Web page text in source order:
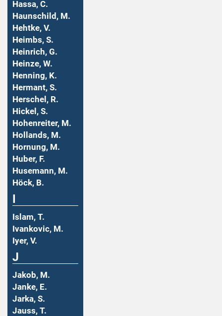
Hassa, C.
Haunschild, M.
Hehtke, V.
Heimbs, S.
Heinrich, G.
Heinze, W.
Henning, K.
Hermant, S.
Herschel, R.
Hickel, S.
Hohenreiter, M.
Hollands, M.
Hornung, M.
Huber, F.
Husemann, M.
Höck, B.
Islam, T.
Ivankovic, M.
Iyer, V.
J
Jakob, M.
Janke, E.
Jarka, S.
Jauss, T.